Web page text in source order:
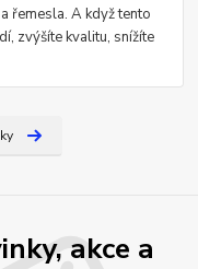
řemesla. A když tento
zvýšíte kvalitu, snížíte
akce a